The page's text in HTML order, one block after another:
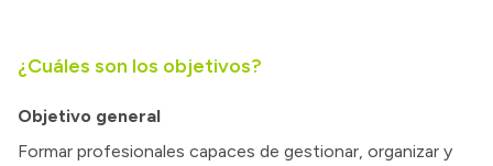
¿Cuáles son los objetivos?
Objetivo general
Formar profesionales capaces de gestionar, organizar y